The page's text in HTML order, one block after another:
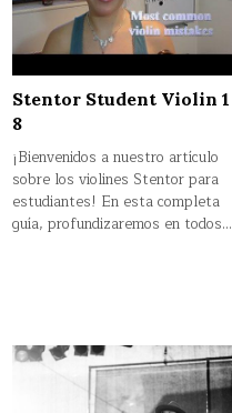
Stentor Student Violin 1
8
¡Bienvenidos a nuestro artículo
sobre los violines Stentor para
estudiantes! En esta completa
guía, profundizaremos en todos…